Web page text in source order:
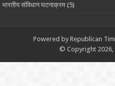
भारतीय संविधान घटनाक्रम (5)
Powered by Republican
© Copyright 2026,